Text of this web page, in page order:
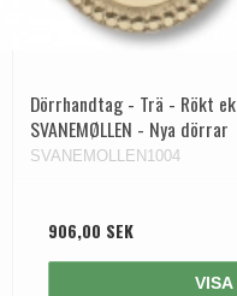
Dörrhandtag - Trä - Rökt
SVANEMØLLEN - Nya dörrar
SVANEMOLLEN1004
906,00 SEK
VISA